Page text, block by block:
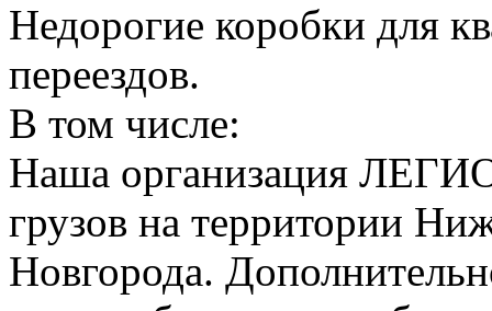
Недорогие коробки для
переездов.
В том числе:
Наша организация
грузов на территории
Новгорода.